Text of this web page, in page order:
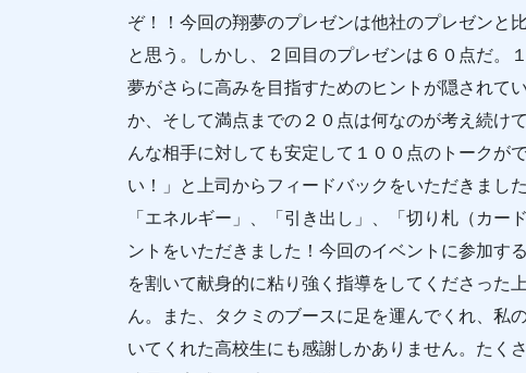
ぞ！！今回の翔夢のプレゼンは他社のプレゼンと
と思う。しかし、２回目のプレゼンは６０点だ。
夢がさらに高みを目指すためのヒントが隠されて
か、そして満点までの２０点は何なのが考え続け
んな相手に対しても安定して１００点のトークが
い！」と上司からフィードバックをいただきまし
「エネルギー」、「引き出し」、「切り札（カー
ントをいただきました！今回のイベントに参加す
を割いて献身的に粘り強く指導をしてくださった
ん。また、タクミのブースに足を運んでくれ、私
いてくれた高校生にも感謝しかありません。たく